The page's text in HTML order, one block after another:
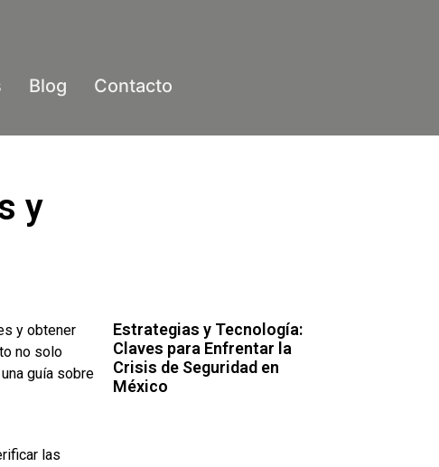
Blog Contacto
y
y obtener
no solo
guía sobre
las
Estrategias y Tecnología:
Claves para Enfrentar la
Crisis de Seguridad en
México